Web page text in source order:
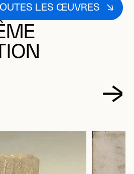
LES ŒUVRES